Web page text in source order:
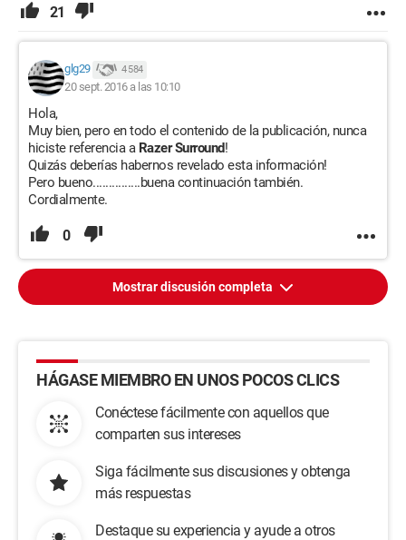
21
glg29 4 584
20 sept. 2016 a las 10:10
Hola,
Muy bien, pero en todo el contenido de la publicación, nunca
hiciste referencia a Razer Surround!
Quizás deberías habernos revelado esta información!
Pero bueno...............buena continuación también.
Cordialmente.
0
Mostrar discusión completa
HÁGASE MIEMBRO EN UNOS POCOS CLICS
Conéctese fácilmente con aquellos que
comparten sus intereses
Siga fácilmente sus discusiones y obtenga
más respuestas
Destaque su experiencia y ayude a otros